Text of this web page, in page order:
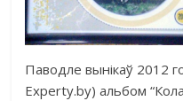
Паводле вынікаў 2012
Experty.by) альбом